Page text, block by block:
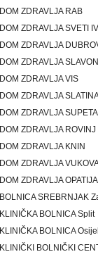
DOM ZDRAVLJA RAB
DOM ZDRAVLJA SVETI
DOM ZDRAVLJA
DOM ZDRAVLJA
DOM ZDRAVLJA VIS
DOM ZDRAVLJA
DOM ZDRAVLJA
DOM ZDRAVLJA ROVINJ
DOM ZDRAVLJA KNIN
DOM ZDRAVLJA
DOM ZDRAVLJA OPATIJA
BOLNICA SREBRNJAK
KLINIČKA BOLNICA Split
KLINIČKA BOLNICA
KLINIČKI BOLNIČKI